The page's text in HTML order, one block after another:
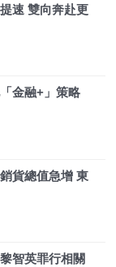
速 雙向奔赴更
金融+」策略
貨總值急增 東
智英罪行相關